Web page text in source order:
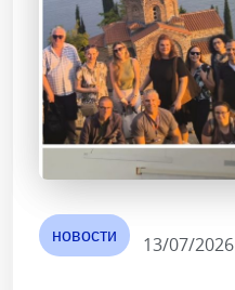
новости 13/07/2026